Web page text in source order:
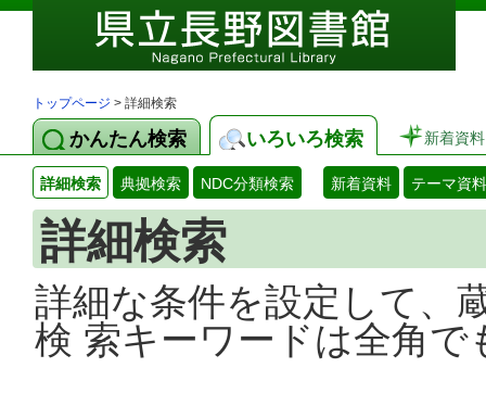
トップページ > 詳細検索
かんたん検索 いろいろ検索 新着資料
詳細検索 典拠検索 NDC分類検索 新着資料 テーマ資料
詳細検索
詳細な条件を設定して、
検 索キーワードは全角